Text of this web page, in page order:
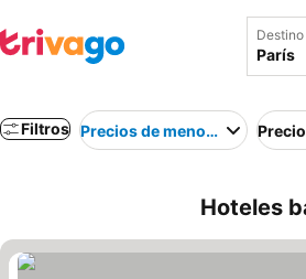
Destino
Filtros Precios de menor a mayorPrecio
Hoteles